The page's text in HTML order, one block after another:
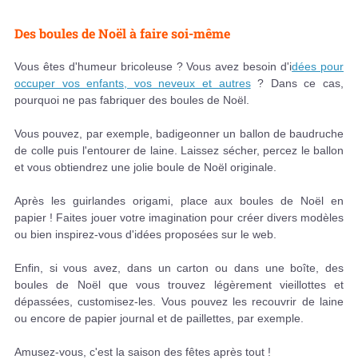
Des boules de Noël à faire soi-même
Vous êtes d'humeur bricoleuse ? Vous avez besoin d'idées pour
occuper vos enfants, vos neveux et autres? Dans ce cas,
pourquoi ne pas fabriquer des boules de Noël.
Vous pouvez, par exemple, badigeonner un ballon de baudruche
de colle puis l'entourer de laine. Laissez sécher, percez le ballon
et vous obtiendrez une jolie boule de Noël originale.
Après les guirlandes origami, place aux boules de Noël en
papier ! Faites jouer votre imagination pour créer divers modèles
ou bien inspirez-vous d'idées proposées sur le web.
Enfin, si vous avez, dans un carton ou dans une boîte, des
boules de Noël que vous trouvez légèrement vieillottes et
dépassées, customisez-les. Vous pouvez les recouvrir de laine
ou encore de papier journal et de paillettes, par exemple.
Amusez-vous, c'est la saison des fêtes après tout !